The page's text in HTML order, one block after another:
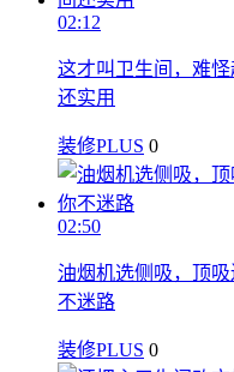
02:12
这才叫卫生间，难
还实用
装修PLUS 0
02:50
油烟机选侧吸，顶
不迷路
装修PLUS 0